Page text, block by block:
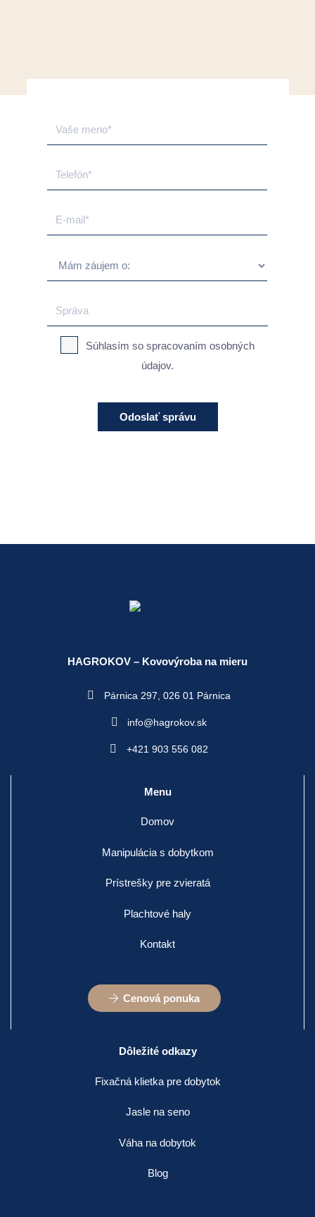
Súhlasím so spracovaním osobných
údajov.
HAGROKOV – Kovovýroba na mieru
Párnica 297, 026 01 Párnica
info@hagrokov.sk
+421 903 556 082
Menu
Domov
Manipulácia s dobytkom
Prístrešky pre zvieratá
Plachtové haly
Kontakt
Cenová ponuka
Dôležité odkazy
Fixačná klietka pre dobytok
Jasle na seno
Váha na dobytok
Blog